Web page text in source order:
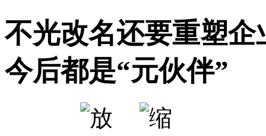
不光改名还要重塑
今后都是“元伙伴”